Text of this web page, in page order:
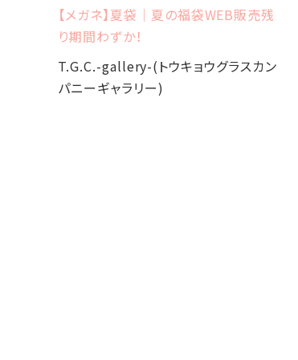
【メガネ】夏袋｜夏の福袋WEB販売残
り期間わずか！
T.G.C.-gallery-(トウキョウグラスカン
パニーギャラリー)